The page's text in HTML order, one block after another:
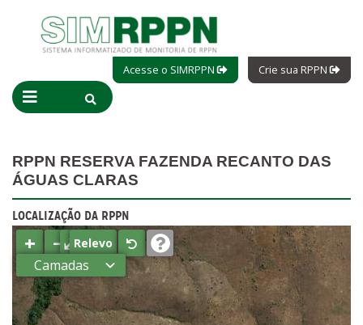
Acesse o SIMRPPN Crie sua RPPN
RPPN RESERVA FAZENDA RECANTO DAS
ÁGUAS CLARAS
LOCALIZAÇÃO DA RPPN
+ −⤢Relevo
Camadas
Estados
Municípios